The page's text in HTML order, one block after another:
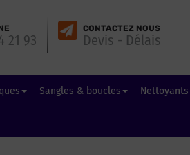
21 93
CONTACTEZ NOUS
Devis - Délais
Sangles & boucles